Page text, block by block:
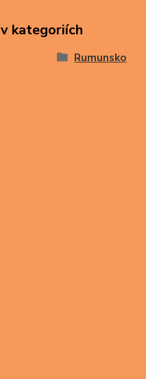
kategoriích
Rumunsko